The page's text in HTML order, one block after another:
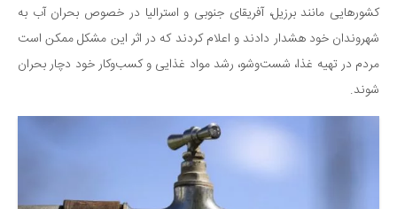
کشورهایی مانند برزیل، آفریقای جنوبی و استرالیا در خصوص بحران آب به
شهروندان خود هشدار دادند و اعلام کردند که در اثر این مشکل ممکن است
مردم در تهیه غذا، شست‌وشو، رشد مواد غذایی و کسب‌وکار خود دچار بحران
شوند.